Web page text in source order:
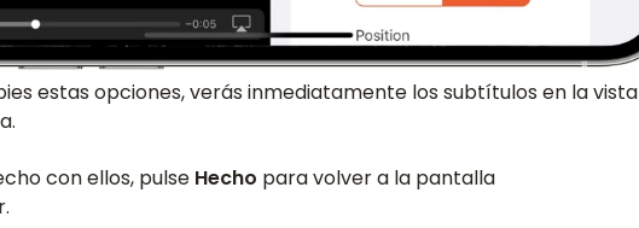
estas opciones, verás inmediatamente los subtítulos en la vista
con ellos, pulse Hecho para volver a la pantalla